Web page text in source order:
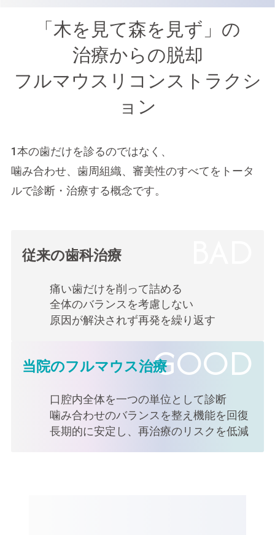
「木を見て森を見ず」の
治療からの脱却
フルマウスリコンストラクシ
ョン
1本の歯だけを診るのではなく、
噛み合わせ、歯周組織、審美性のすべてをトータ
ルで診断・治療する概念です。
従来の歯科治療
痛い歯だけを削って詰める
全体のバランスを考慮しない
原因が解決されず再発を繰り返す
当院のフルマウス治療
口腔内全体を一つの単位として診断
噛み合わせのバランスを整え機能を回復
長期的に安定し、再治療のリスクを低減